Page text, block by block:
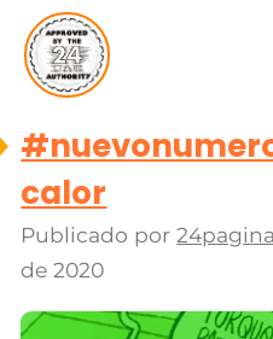
calor
Publicado por
de 2020